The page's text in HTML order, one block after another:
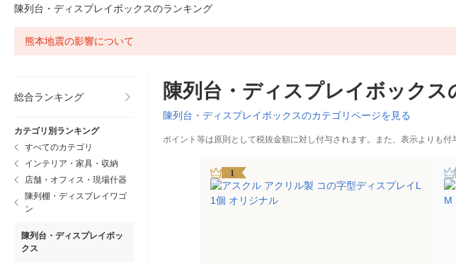
陳列台・ディスプレイボックスのランキング
熊本地震の影響について
総合ランキング
カテゴリ別ランキング
すべてのカテゴリ
インテリア・家具・収納
店舗・オフィス・現場什器
陳列棚・ディスプレイワゴ
ン
陳列台・ディスプレイボッ
クス
陳列台・ディスプレイボックス
陳列台・ディスプレイボックスのカテゴリページを見る
ポイント等は原則として税抜金額に対し付与されます。また、表示よりも
1